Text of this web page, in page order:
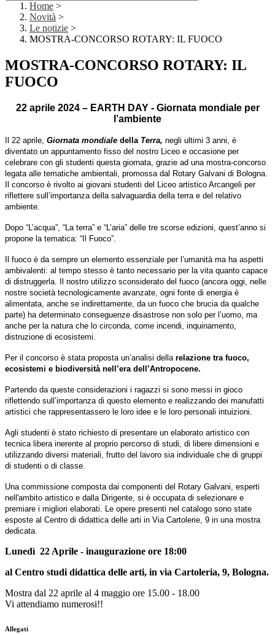
Home >
Novità >
Le notizie >
MOSTRA-CONCORSO ROTARY: IL FUOCO
MOSTRA-CONCORSO ROTARY: IL
FUOCO
22 aprile 2024 – EARTH DAY - Giornata mondiale per
l’ambiente
l 22 aprile, Giornata mondiale della Terra, negli ultimi 3 anni, è
diventato un appuntamento fisso del nostro Liceo e occasione per
celebrare con gli studenti questa giornata, grazie ad unamostra-concorso
legataalle tematiche ambientali, promossadal Rotary Galvani di Bologna.
Il concorso è rivolto ai giovani studenti del Liceo artistico Arcangeli per
riflettere sull’importanza del la salvaguardia della terra e del relativo
ambiente.
Dopo “L’acqua”, “La terra” e “L’aria” delle tre scorse edizioni, quest’anno si
propone la tematica: “Il Fuoco”.
Il fuoco è da sempre un elemento essenziale per l’umanità ma ha aspetti
ambivalenti: al tempo stesso è tanto necessario per la vita quanto capace
di distruggerla. Il nostro utilizzo sconsiderato del fuoco (ancora oggi, nelle
nostre società tecnologicamente avanzate, ogni fonte di energia è
alimentata, anche se indirettamente, da un fuoco che brucia da qualche
parte) ha determinato conseguenze disastrose non solo per l’uomo, ma
anche per la natura che lo circonda, come incendi, inquinamento,
distruzione di ecosistemi.
Per il concorso è stata proposta un’analisi della relazione tra fuoco,
ecosistemi e biodiversità nell’era dell’Antropocene.
Partendo da queste considerazioni i ragazzi si sono messi in gioco
riflettendo sull’importanza di questo elemento e realizzando dei manufatti
artistici che rappresentassero le loro idee e le loro personali intuizioni.
Agli studenti è stato richiesto di presentare un elaborato artistico con
tecnica libera inerente al proprio percorso di studi, di libere dimensioni e
utilizzando diversi materiali, frutto del lavoro sia individuale che di gruppi
di studenti o di classe.
Una commissione composta dai componenti del Rotary Galvani, esperti
nell'ambito artistico e dalla Dirigente, si è occupata di selezionare e
premiare i migliori elaborati. Le opere presenti nel catalogo sono state
esposte al Centro di didattica delle arti in Via Cartolerie, 9 in una mostra
dedicata.
Lunedì 22 Aprile - inaugurazione ore 18:00
al Centro studi didattica delle arti, in via Cartoleria, 9, Bologna.
Mostra dal 22 aprile al 4 maggio ore 15.00 - 18.00
Vi attendiamo numerosi!!
Allegati